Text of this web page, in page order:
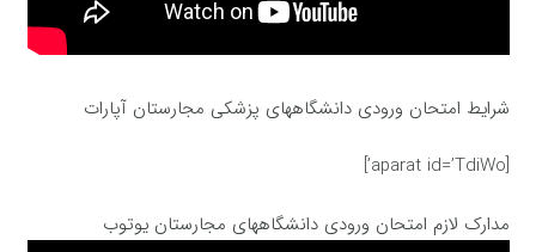
شرایط امتحان ورودی دانشگاههای پزشکی مجارستان آپارات
[aparat id=’TdiWo’]
مدارک لازم امتحان ورودی دانشگاههای مجارستان یوتوب